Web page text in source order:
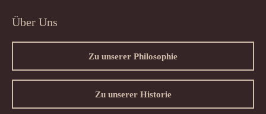
Über Uns
Zu unserer Philosophie
Zu unserer Historie